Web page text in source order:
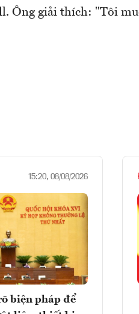
Ông giải thích: "Tôi
15:20, 08/08/2026
biện pháp để